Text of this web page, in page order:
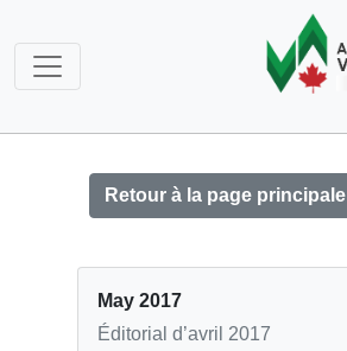
Retour à la page principale
May 2017
Éditorial d’avril 2017